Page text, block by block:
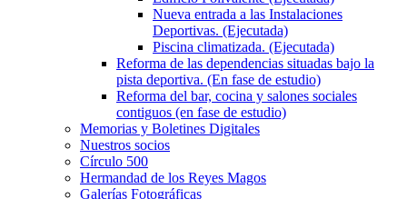
Nueva entrada a las Instalaciones
Deportivas. (Ejecutada)
Piscina climatizada. (Ejecutada)
Reforma de las dependencias situadas bajo la
pista deportiva. (En fase de estudio)
Reforma del bar, cocina y salones sociales
contiguos (en fase de estudio)
Memorias y Boletines Digitales
Nuestros socios
Círculo 500
Hermandad de los Reyes Magos
Galerías Fotográficas